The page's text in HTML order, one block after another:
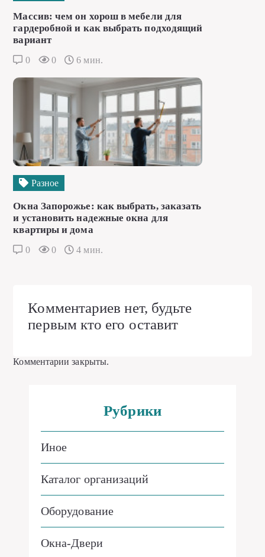
Массив: чем он хорош в мебели для
гардеробной и как выбрать подходящий
вариант
0 0 6 мин.
Разное
Окна Запорожье: как выбрать, заказать
и установить надежные окна для
квартиры и дома
0 0 4 мин.
Комментариев нет, будьте
первым кто его оставит
Комментарии закрыты.
Рубрики
Иное
Каталог организаций
Оборудование
Окна-Двери